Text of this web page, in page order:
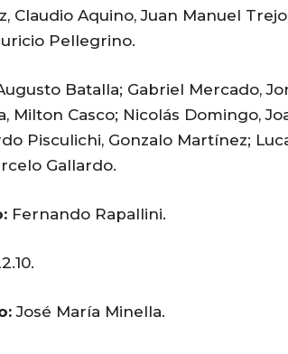
Claudio Aquino, Juan Manuel
Pellegrino.
Batalla; Gabriel Mercado,
Milton Casco; Nicolás Domingo,
Pisculichi, Gonzalo Martínez;
Gallardo.
Fernando Rapallini.
José María Minella.